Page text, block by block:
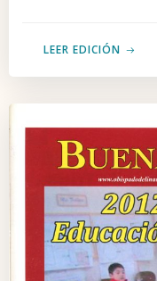
LEER EDICIÓN